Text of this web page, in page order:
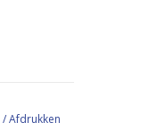
/Afdrukken